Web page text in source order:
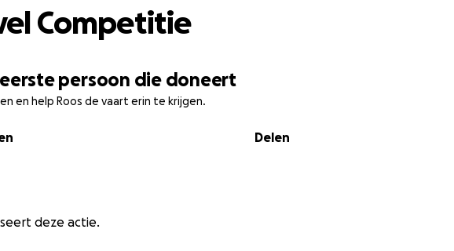
persoon die doneert
en help Roos de vaart erin te krijgen.
Delen
Competitie
deze actie.